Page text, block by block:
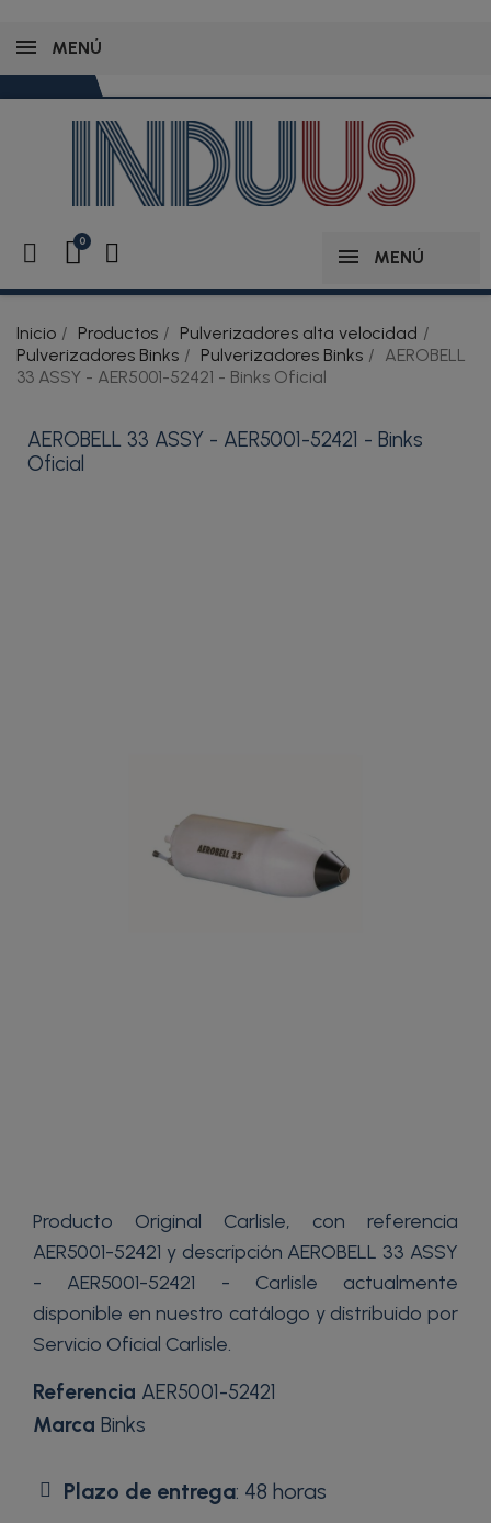
MENÚ
MENÚ
Inicio Productos
Pulverizadores alta velocidad
Pulverizadores Binks
Pulverizadores Binks
AEROBELL
33 ASSY - AER5001-52421 - Binks Oficial
AEROBELL 33 ASSY - AER5001-52421 - Binks
Oficial
Producto Original Carlisle, con referencia
AER5001-52421 y descripción AEROBELL 33 ASSY
- AER5001-52421 - Carlisle actualmente
disponible en nuestro catálogo y distribuido por
Servicio Oficial Carlisle.
Referencia AER5001-52421
Marca Binks
Plazo de entrega: 48 horas